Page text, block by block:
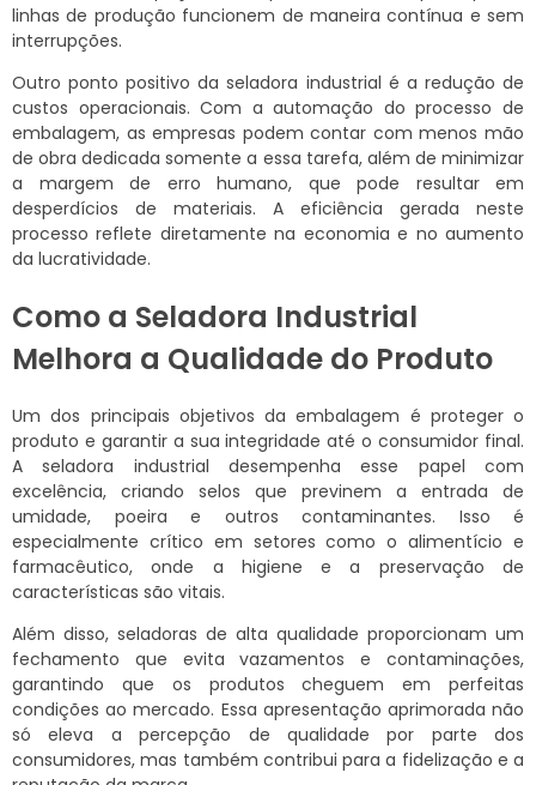
linhas de produção funcionem de maneira contínua e sem
interrupções.
Outro ponto positivo da seladora industrial é a redução de
custos operacionais. Com a automação do processo de
embalagem, as empresas podem contar com menos mão
de obra dedicada somente a essa tarefa, além de minimizar
a margem de erro humano, que pode resultar em
desperdícios de materiais. A eficiência gerada neste
processo reflete diretamente na economia e no aumento
da lucratividade.
Como a Seladora Industrial
Melhora a Qualidade do Produto
Um dos principais objetivos da embalagem é proteger o
produto e garantir a sua integridade até o consumidor final.
A seladora industrial desempenha esse papel com
excelência, criando selos que previnem a entrada de
umidade, poeira e outros contaminantes. Isso é
especialmente crítico em setores como o alimentício e
farmacêutico, onde a higiene e a preservação de
características são vitais.
Além disso, seladoras de alta qualidade proporcionam um
fechamento que evita vazamentos e contaminações,
garantindo que os produtos cheguem em perfeitas
condições ao mercado. Essa apresentação aprimorada não
só eleva a percepção de qualidade por parte dos
consumidores, mas também contribui para a fidelização e a